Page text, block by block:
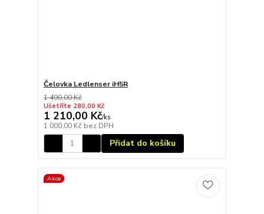
Čelovka Ledlenser iH5R
1 490,00 Kč
Ušetříte 280,00 Kč
1 210,00 Kč/ks
1 000,00 Kč bez DPH
Přidat do košíku
Akce